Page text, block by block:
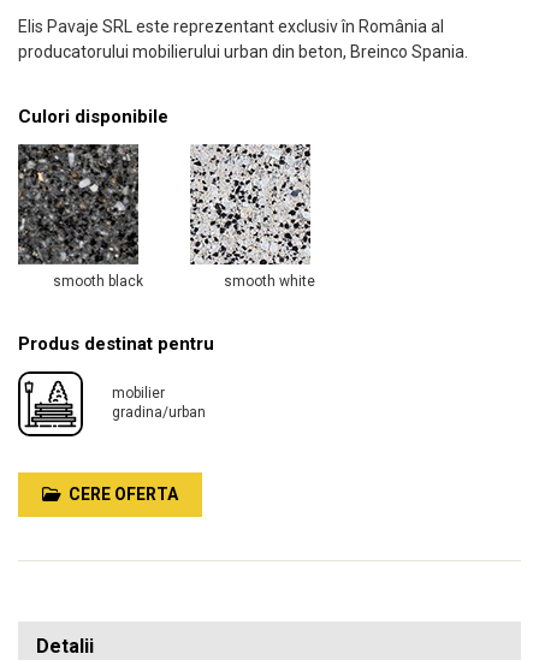
Elis Pavaje SRL este reprezentant exclusiv în România al
producatorului mobilierului urban din beton, Breinco Spania.
Culori disponibile
smooth black smooth white
Produs destinat pentru
mobilier
gradina/urban
CERE OFERTA
Detalii